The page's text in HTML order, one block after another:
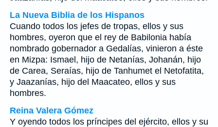
La Nueva Biblia de los Hispanos
Cuando todos los jefes de tropas, ellos y sus
hombres, oyeron que el rey de Babilonia había
nombrado gobernador a Gedalías, vinieron a éste
en Mizpa: Ismael, hijo de Netanías, Johanán, hijo
de Carea, Seraías, hijo de Tanhumet el Netofatita,
y Jaazanías, hijo del Maacateo, ellos y sus
hombres.
Reina Valera Gómez
Y oyendo todos los príncipes del ejército, ellos y su